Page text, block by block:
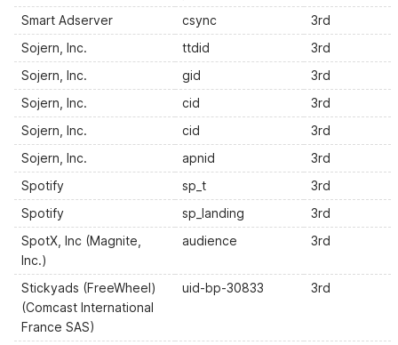
Smart Adserver
csync
3rd
Sojern, Inc.
ttdid
3rd
Sojern, Inc.
gid
3rd
Sojern, Inc.
cid
3rd
Sojern, Inc.
cid
3rd
Sojern, Inc.
apnid
3rd
Spotify
sp_t
3rd
Spotify
sp_landing
3rd
SpotX, Inc (Magnite,
Inc.)
audience 3rd
Stickyads (FreeWheel)
(Comcast International
France SAS)
uid-bp-30833 3rd